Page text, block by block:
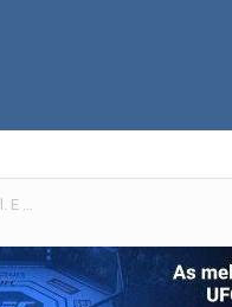
Veteranos do UFC em MMA, boxe, luta sem luvas e muito mais, de 16 a 18 de abril. E os resultados da semana passada